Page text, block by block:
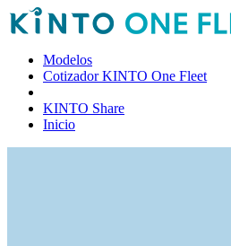
Modelos
Cotizador KINTO One Fleet
KINTO Share
Inicio